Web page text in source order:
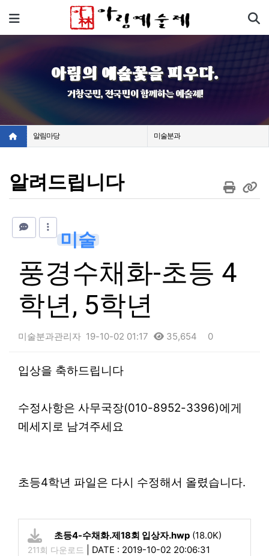
메뉴
아림의 예술꽃을 피우다.
거창군민, 전국민이 함께하는 예술제!
알림마당 미술분과
알려드립니다
미술
풍경수채화-초등 4
학년, 5학년
미술분과관리자 19-10-02 01:17 35,654 0
본문
입상을 축하드립니다
수정사항은 사무국장(010-8952-3396)에게
메세지로 남겨주세요
초등4학년 파일은 다시 수정해서 올렸습니다.
초등4-수채화.제18회 입상자.hwp (18.0K)
211회 다운로드 DATE : 2019-10-02 20:06:31